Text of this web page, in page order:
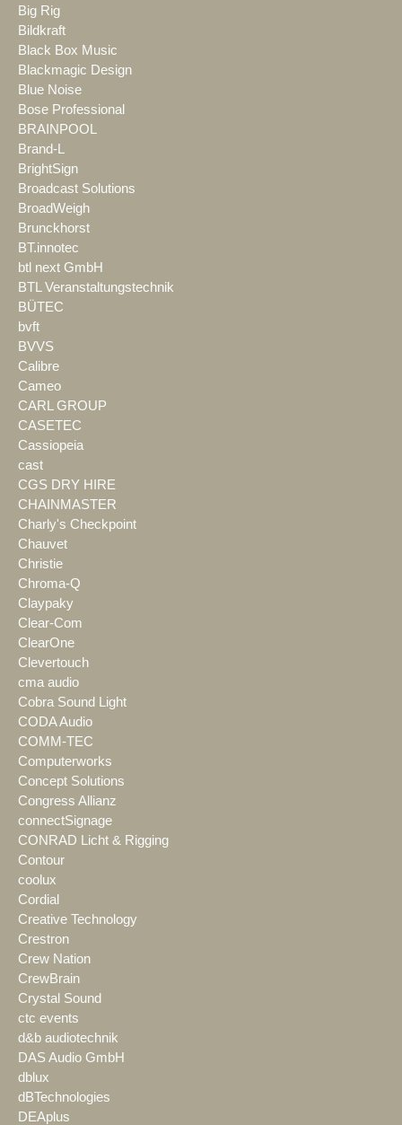
Big Rig
Bildkraft
Black Box Music
Blackmagic Design
Blue Noise
Bose Professional
BRAINPOOL
Brand-L
BrightSign
Broadcast Solutions
BroadWeigh
Brunckhorst
BT.innotec
btl next GmbH
BTL Veranstaltungstechnik
BÜTEC
bvft
BVVS
Calibre
Cameo
CARL GROUP
CASETEC
Cassiopeia
cast
CGS DRY HIRE
CHAINMASTER
Charly's Checkpoint
Chauvet
Christie
Chroma-Q
Claypaky
Clear-Com
ClearOne
Clevertouch
cma audio
Cobra Sound Light
CODA Audio
COMM-TEC
Computerworks
Concept Solutions
Congress Allianz
connectSignage
CONRAD Licht & Rigging
Contour
coolux
Cordial
Creative Technology
Crestron
Crew Nation
CrewBrain
Crystal Sound
ctc events
d&b audiotechnik
DAS Audio GmbH
dblux
dBTechnologies
DEAplus